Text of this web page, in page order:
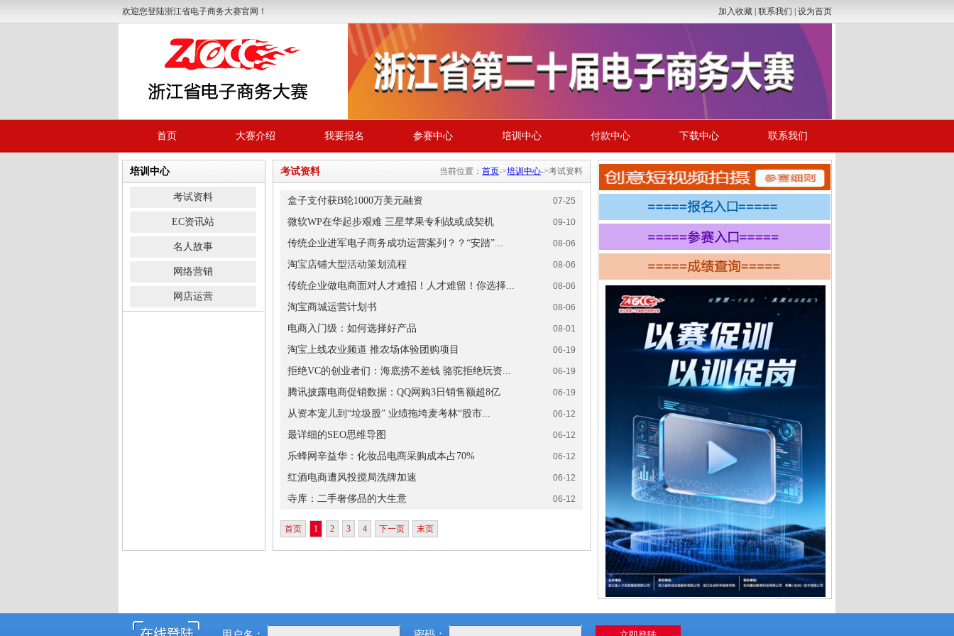
加入收藏 | 联系我们 | 设为首页
欢迎您登陆浙江省电子商务大赛官网！
首页 大赛介绍 我要报名 参赛中心 培训中心 付款中心 下载中心 联系我们
培训中心
考试资料
EC资讯站
名人故事
网络营销
网店运营
当前位置： 首页->培训中心->考试资料
考试资料
07-25
盒子支付获B轮1000万美元融资
09-10
微软WP在华起步艰难 三星苹果专利战或成契机
08-06
传统企业进军电子商务成功运营案列？？“安踏”...
08-06
淘宝店铺大型活动策划流程
08-06
传统企业做电商面对人才难招！人才难留！你选择...
08-06
淘宝商城运营计划书
08-01
电商入门级：如何选择好产品
06-19
淘宝上线农业频道 推农场体验团购项目
06-19
拒绝VC的创业者们：海底捞不差钱 骆驼拒绝玩资...
06-19
腾讯披露电商促销数据：QQ网购3日销售额超8亿
06-12
从资本宠儿到“垃圾股” 业绩拖垮麦考林“股市...
06-12
最详细的SEO思维导图
06-12
乐蜂网辛益华：化妆品电商采购成本占70%
06-12
红酒电商遭风投搅局洗牌加速
06-12
寺库：二手奢侈品的大生意
首页 1 2 3 4 下一页 末页